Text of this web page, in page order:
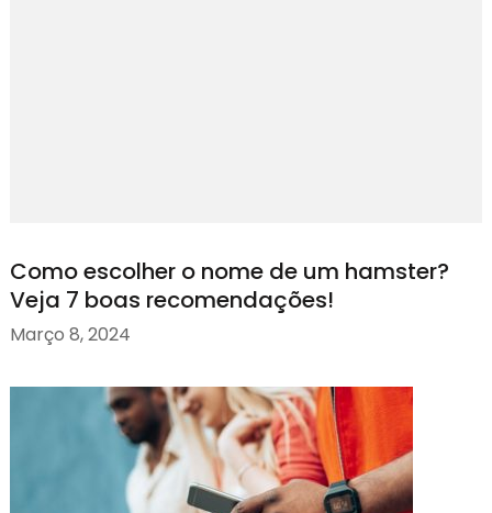
Como escolher o nome de um hamster?
Veja 7 boas recomendações!
Março 8, 2024